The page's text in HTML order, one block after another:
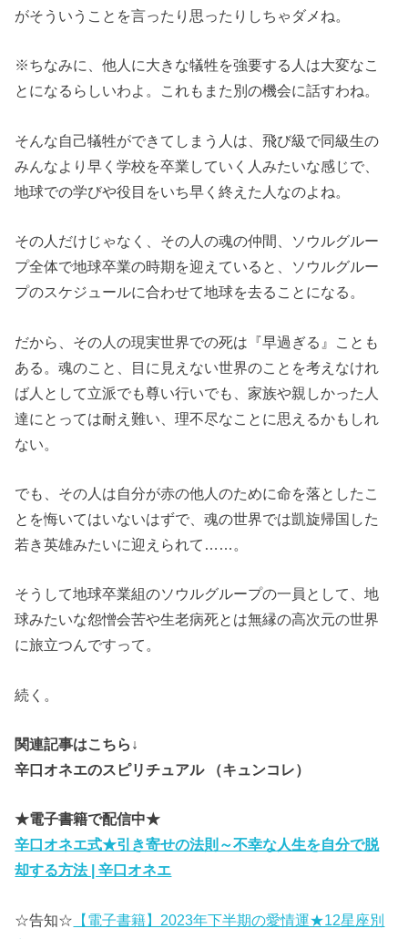
がそういうことを言ったり思ったりしちゃダメね。
※ちなみに、他人に大きな犠牲を強要する人は大変なこ
とになるらしいわよ。これもまた別の機会に話すわね。
そんな自己犠牲ができてしまう人は、飛び級で同級生の
みんなより早く学校を卒業していく人みたいな感じで、
地球での学びや役目をいち早く終えた人なのよね。
その人だけじゃなく、その人の魂の仲間、ソウルグルー
プ全体で地球卒業の時期を迎えていると、ソウルグルー
プのスケジュールに合わせて地球を去ることになる。
だから、その人の現実世界での死は『早過ぎる』ことも
ある。魂のこと、目に見えない世界のことを考えなけれ
ば人として立派でも尊い行いでも、家族や親しかった人
達にとっては耐え難い、理不尽なことに思えるかもしれ
ない。
でも、その人は自分が赤の他人のために命を落としたこ
とを悔いてはいないはずで、魂の世界では凱旋帰国した
若き英雄みたいに迎えられて……。
そうして地球卒業組のソウルグループの一員として、地
球みたいな怨憎会苦や生老病死とは無縁の高次元の世界
に旅立つんですって。
続く。
関連記事はこちら↓
辛口オネエのスピリチュアル （キュンコレ）
★電子書籍で配信中★
辛口オネエ式★引き寄せの法則～不幸な人生を自分で脱
却する方法 | 辛口オネエ
☆告知☆ 【電子書籍】2023年下半期の愛情運★12星座別